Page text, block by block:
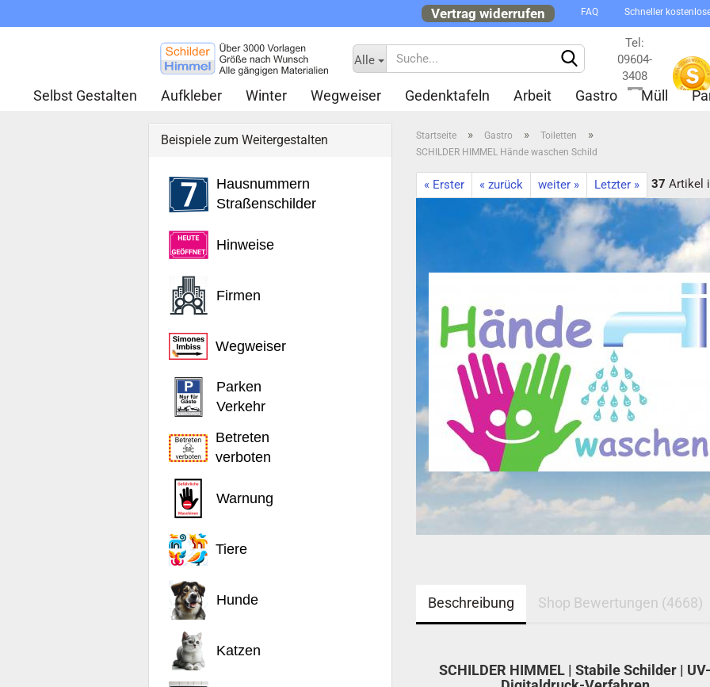
Vertrag widerrufen FAQ Schneller
Alle
Tel:
09604-
3408
Selbst Gestalten Aufkleber Winter Wegweiser Gedenktafeln Arbeit Gastro Müll
Startseite » Gastro » Toiletten »
SCHILDER HIMMEL Hände waschen Schild
« Erster « zurück weiter » Letzter » 37 Artikel
Beschreibung Shop Bewertungen (4668)
SCHILDER HIMMEL | Stabile Schilder |
Beispiele zum Weitergestalten
Hausnummern
Straßenschilder
Hinweise
Firmen
Wegweiser
Parken
Verkehr
Betreten
verboten
Warnung
Tiere
Hunde
Katzen